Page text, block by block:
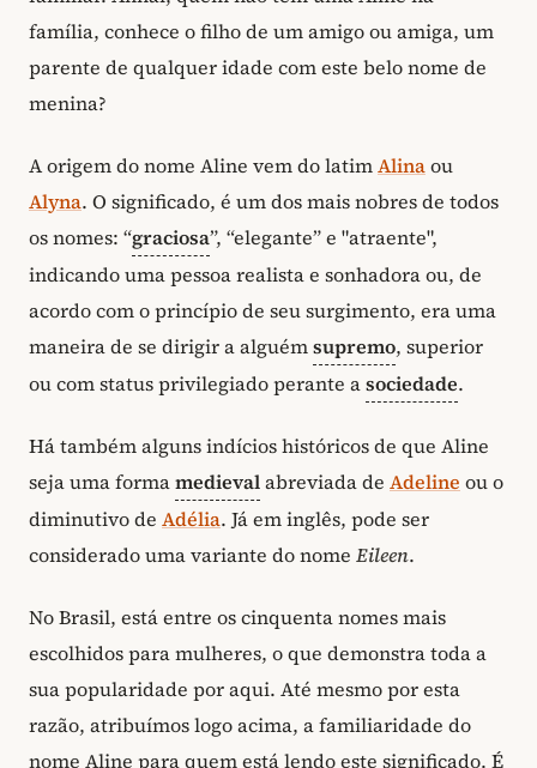
família, conhece o filho de um amigo ou amiga, um
parente de qualquer idade com este belo nome de
menina?
A origem do nome Aline vem do latimAlinaou
Alyna. O significado, é um dos mais nobres de todos
os nomes: “graciosa”, “elegante” e "atraente",
indicando uma pessoa realista e sonhadora ou, de
acordo com o princípio de seu surgimento, era uma
maneira de se dirigir a alguémsupremo, superior
ou com status privilegiado perante asociedade.
Há também alguns indícios históricos de que Aline
seja uma formamedievalabreviada de Adeline ou o
diminutivo de Adélia. Já em inglês, pode ser
considerado uma variante do nome Eileen.
No Brasil, está entre os cinquenta nomes mais
escolhidos para mulheres, o que demonstra toda a
sua popularidade por aqui. Até mesmo por esta
razão, atribuímos logo acima, a familiaridade do
nome Aline para quem está lendo este significado. É